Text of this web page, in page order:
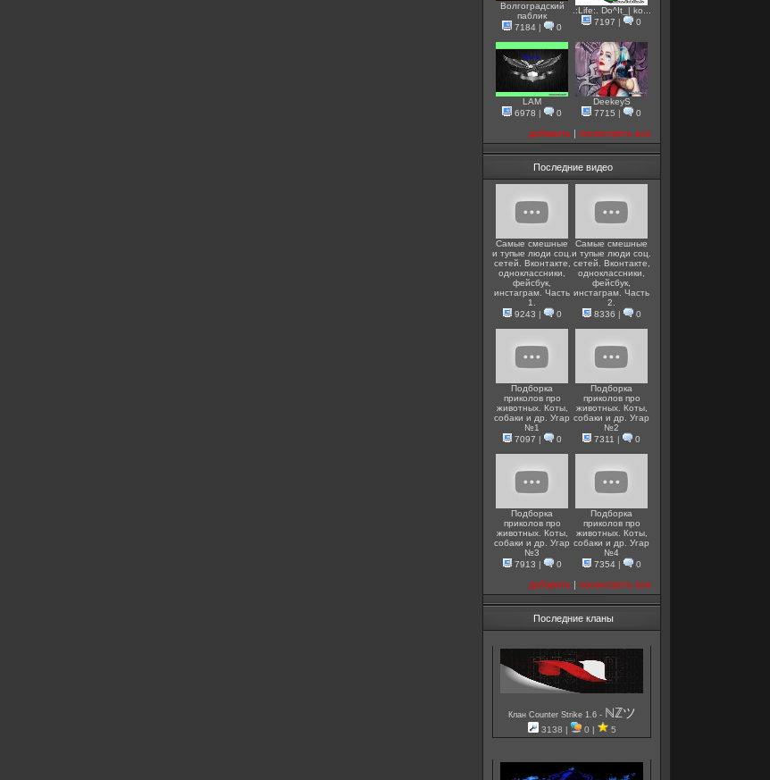
Волгоградский
паблик
7184 | 0
.:Life:. Do^It_| ko...
7197 | 0
LAM
6978 | 0
DeekeyS
7715 | 0
добавить | посмотреть все
Последние видео
Самые смешные
и тупые люди соц.
сетей. Вконтакте,
одноклассники,
фейсбук,
инстаграм. Часть
1.
9243 | 0
Самые смешные
и тупые люди соц.
сетей. Вконтакте,
одноклассники,
фейсбук,
инстаграм. Часть
2.
8336 | 0
Подборка
приколов про
животных. Коты,
собаки и др. Угар
№1
7097 | 0
Подборка
приколов про
животных. Коты,
собаки и др. Угар
№2
7311 | 0
Подборка
приколов про
животных. Коты,
собаки и др. Угар
№3
7913 | 0
Подборка
приколов про
животных. Коты,
собаки и др. Угар
№4
7354| 0
добавить | посмотреть все
Последние кланы
Клан Counter Strike 1.6 - ℕℤツ
3138 | 0 | 5